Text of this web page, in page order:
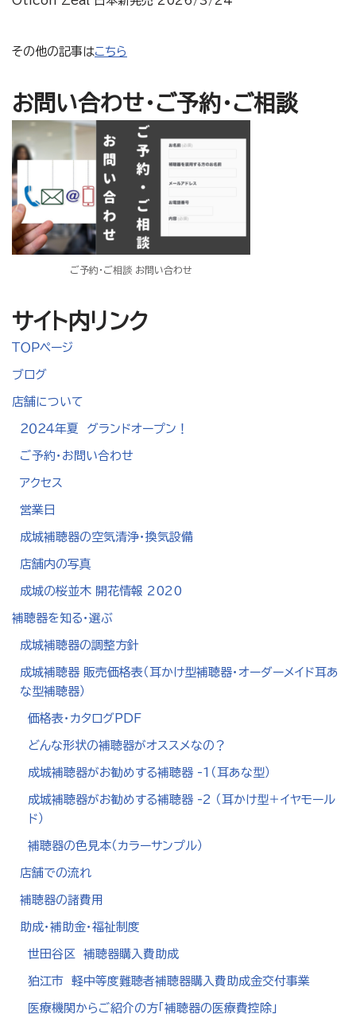
その他の記事はこちら
お問い合わせ・ご予約・ご相談
ご予約・ご相談 お問い合わせ
サイト内リンク
ＴＯＰページ
ブログ
店舗について
２０２４年夏 グランドオープン！
ご予約・お問い合わせ
アクセス
営業日
成城補聴器の空気清浄・換気設備
店舗内の写真
成城の桜並木 開花情報 2020
補聴器を知る・選ぶ
成城補聴器の調整方針
成城補聴器 販売価格表（耳かけ型補聴器・オーダーメイド耳あ
な型補聴器）
価格表・カタログPDF
どんな形状の補聴器がオススメなの？
成城補聴器がお勧めする補聴器 -1（耳あな型）
成城補聴器がお勧めする補聴器 -2 （耳かけ型＋イヤモール
ド）
補聴器の色見本（カラーサンプル）
店舗での流れ
補聴器の諸費用
助成・補助金・福祉制度
世田谷区 補聴器購入費助成
狛江市 軽中等度難聴者補聴器購入費助成金交付事業
医療機関からご紹介の方「補聴器の医療費控除」